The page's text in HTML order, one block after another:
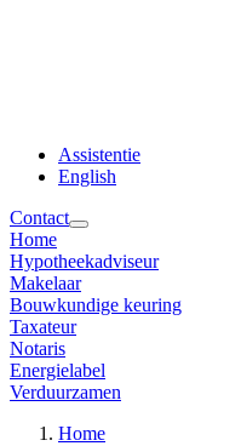
Assistentie
English
Contact
Home
Hypotheekadviseur
Makelaar
Bouwkundige keuring
Taxateur
Notaris
Energielabel
Verduurzamen
Home